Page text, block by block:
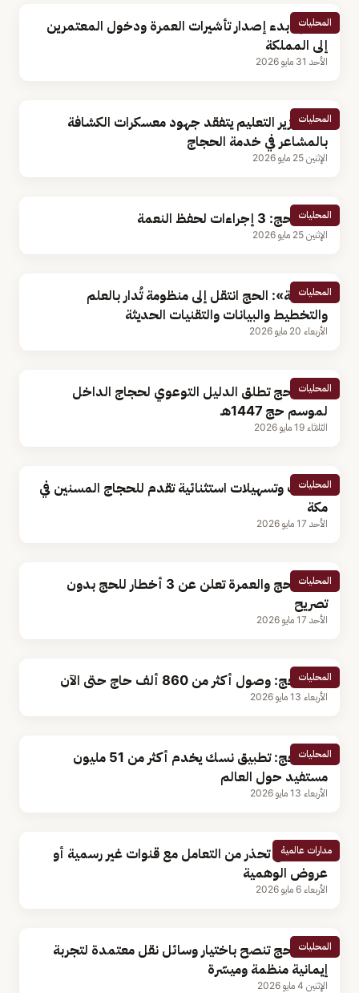
المحليات
اليوم.. بدء إصدار تأشيرات العمرة ودخول المعتمرين
إلى المملكة
الأحد 31 مايو 2026
المحليات
نائب وزير التعليم يتفقد جهود معسكرات الكشافة
بالمشاعر في خدمة الحجاج
الإثنين 25 مايو 2026
المحليات
وزارة الحج: 3 إجراءات لحفظ النعمة
الإثنين 25 مايو 2026
المحليات
«الربيعة»: الحج انتقل إلى منظومة تُدار بالعلم
والتخطيط والبيانات والتقنيات الحديثة
الأربعاء 20 مايو 2026
المحليات
وزارة الحج تطلق الدليل التوعوي لحجاج الداخل
لموسم حج 1447هـ
الثلاثاء 19 مايو 2026
المحليات
خدمات وتسهيلات استثنائية تقدم للحجاج المسنين في
مكة
الأحد 17 مايو 2026
المحليات
وزارة الحج والعمرة تعلن عن 3 أخطار للحج بدون
تصريح
الأحد 17 مايو 2026
المحليات
وزير الحج: وصول أكثر من 860 ألف حاج حتى الآن
الأربعاء 13 مايو 2026
المحليات
وزير الحج: تطبيق نسك يخدم أكثر من 51 مليون
مستفيد حول العالم
الأربعاء 13 مايو 2026
مدارات عالمية
وزارة الحج تحذر من التعامل مع قنوات غير رسمية أو
عروض الوهمية
الأربعاء 6 مايو 2026
المحليات
وزارة الحج تنصح باختيار وسائل نقل معتمدة لتجربة
إيمانية منظمة وميسّرة
الإثنين 4 مايو 2026